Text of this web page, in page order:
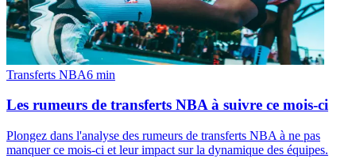
Transferts NBA6 min
Les rumeurs de transferts NBA à suivre ce mois-ci
Plongez dans l'analyse des rumeurs de transferts NBA à ne pas
manquer ce mois-ci et leur impact sur la dynamique des équipes.